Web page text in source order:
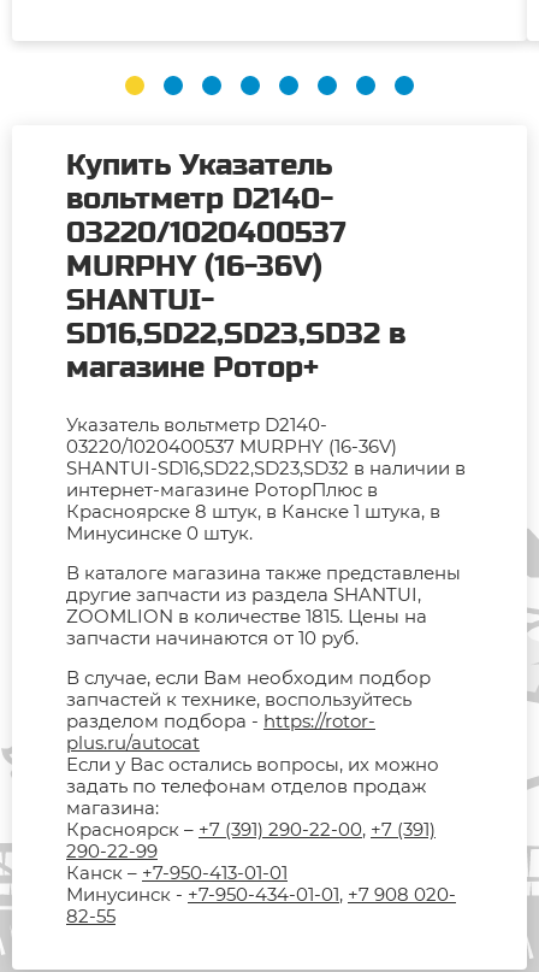
Купить Указатель
вольтметр D2140-
03220/1020400537
MURPHY (16-36V)
SHANTUI-
SD16,SD22,SD23,SD32 в
магазине Ротор+
Указатель вольтметр D2140-
03220/1020400537 MURPHY (16-36V)
SHANTUI-SD16,SD22,SD23,SD32 в наличии в
интернет-магазине РоторПлюс в
Красноярске 8 штук, в Канске 1 штука, в
Минусинске 0 штук.
В каталоге магазина также представлены
другие запчасти из раздела SHANTUI,
ZOOMLION в количестве 1815. Цены на
запчасти начинаются от 10 руб.
В случае, если Вам необходим подбор
запчастей к технике, воспользуйтесь
разделом подбора - https://rotor-
plus.ru/autocat
Если у Вас остались вопросы, их можно
задать по телефонам отделов продаж
магазина:
Красноярск – +7 (391) 290-22-00, +7 (391)
290-22-99
Канск – +7-950-413-01-01
Минусинск - +7-950-434-01-01, +7 908 020-
82-55